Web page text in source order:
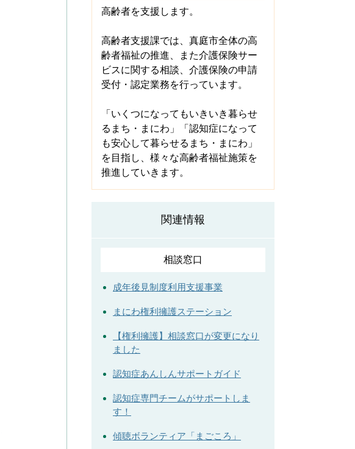
高齢者を支援します。
高齢者支援課では、真庭市全体の高
齢者福祉の推進、また介護保険サー
ビスに関する相談、介護保険の申請
受付・認定業務を行っています。
「いくつになってもいきいき暮らせ
るまち・まにわ」「認知症になって
も安心して暮らせるまち・まにわ」
を目指し、様々な高齢者福祉施策を
推進していきます。
関連情報
相談窓口
成年後見制度利用支援事業
まにわ権利擁護ステーション
【権利擁護】相談窓口が変更になり
ました
認知症あんしんサポートガイド
認知症専門チームがサポートしま
す！
傾聴ボランティア「まごころ」